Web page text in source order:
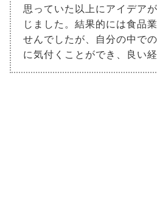
思っていた以上にアイデア
じました。結果的には食品
せんでしたが、自分の中で
に気付くことができ、良い